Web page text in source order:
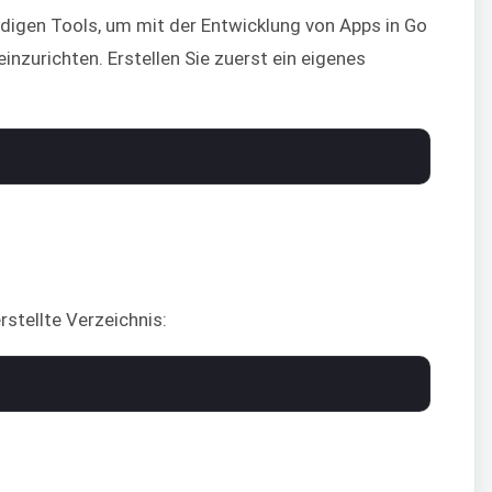
Tools, um mit der Entwicklung von Apps in Go
Erstellen Sie zuerst ein eigenes
Verzeichnis: